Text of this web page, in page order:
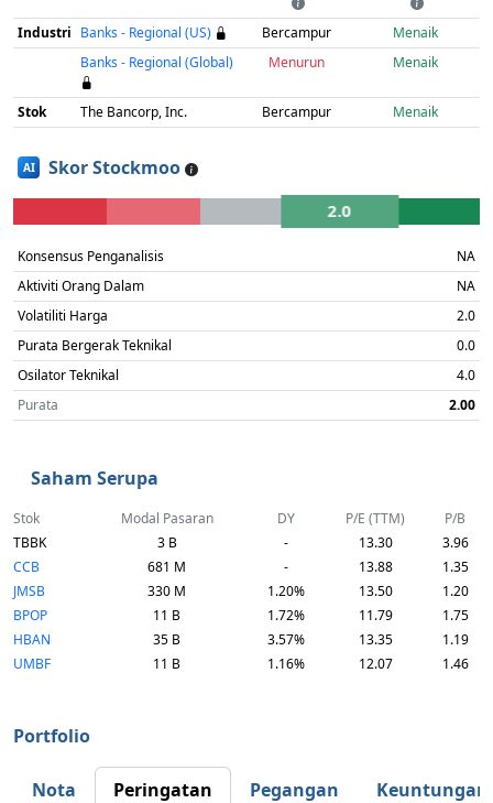
Industri Banks - Regional (US) Bercampur
Menaik
Banks - Regional (Global)
Menurun Menaik
Stok The Bancorp, Inc. Bercampur Menaik
AI Skor Stockmoo
2.0
Konsensus Penganalisis
NA
Aktiviti Orang Dalam
NA
Volatiliti Harga
2.0
Purata Bergerak Teknikal
0.0
Osilator Teknikal
4.0
Purata
2.00
Saham Serupa
Stok Modal Pasaran DY P/E (TTM)
P/B
TBBK
3 B - 13.30
3.96
CCB
681 M - 13.88
1.35
JMSB
330 M 1.20% 13.50
1.20
BPOP
11 B 1.72% 11.79
1.75
HBAN
35 B 3.57% 13.35
1.19
UMBF
11 B 1.16% 12.07 1.46
Portfolio
Nota Peringatan Pegangan Keuntungan